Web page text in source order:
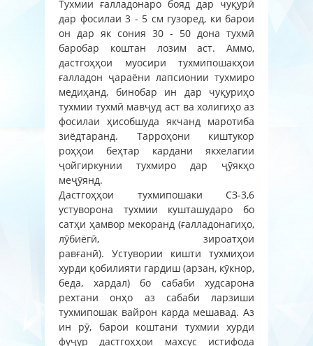
Тухмии ғалладонаро бояд дар чуқурӣ
дар фосилаи 3 - 5 см гузоред, ки барои
он дар як сония 30 - 50 дона тухмӣ
баробар коштан лозим аст. Аммо,
дастгоҳҳои муосири тухмипошакҳои
ғалладон ҷараёни лапсионии тухмиро
медиҳанд, бинобар ин дар чуқуриҳо
тухмии тухмӣ мавҷуд аст ва холигиҳо аз
фосилаи ҳисобшуда якчанд маротиба
зиёдтаранд. Тарроҳони киштукор
роҳҳои беҳтар кардани якхелагии
ҷойгиркунии тухмиро дар ҷӯякҳо
меҷӯянд.
Дастгоҳҳои тухмипошаки СЗ-3,6
устуворона тухмии кушташударо бо
сатҳи ҳамвор мекоранд (ғалладонагиҳо,
лӯбиёгӣ, зироатҳои
равғанӣ). Устувории кишти тухмиҳои
хурди қобилияти гардиш (арзан, кӯкнор,
беда, хардал) бо сабаби худсарона
рехтани онҳо аз сабаби ларзиши
тухмипошак вайрон карда мешавад. Аз
ин рӯ, барои коштани тухмии хурди
фуҷур дастгоҳҳои махсус истифода